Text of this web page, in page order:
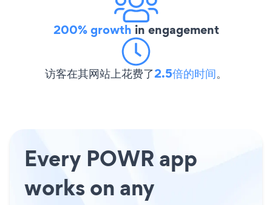
200% growth in engagement
访客在其网站上花费了2.5倍的时间。
Every POWR app
works on any